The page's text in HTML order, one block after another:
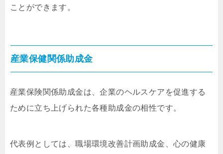
ことができます。
産業保健関係助成金
産業保険関係助成金は、企業のヘルスケアを促進する
ために立ち上げられた各種助成金の相性です。
代表例としては、職場環境改善計画助成金、心の健康